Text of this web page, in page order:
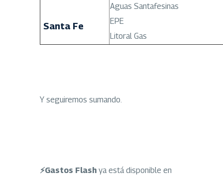
Santa Fe
Aguas Santafesinas
EPE
Litoral Gas
Y seguiremos sumando.
⚡Gastos Flashya está disponible en